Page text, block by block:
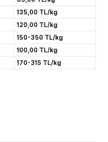
135,00 TL/kg
120,00 TL/kg
150-350 TL/kg
100,00 TL/kg
170-315 TL/kg